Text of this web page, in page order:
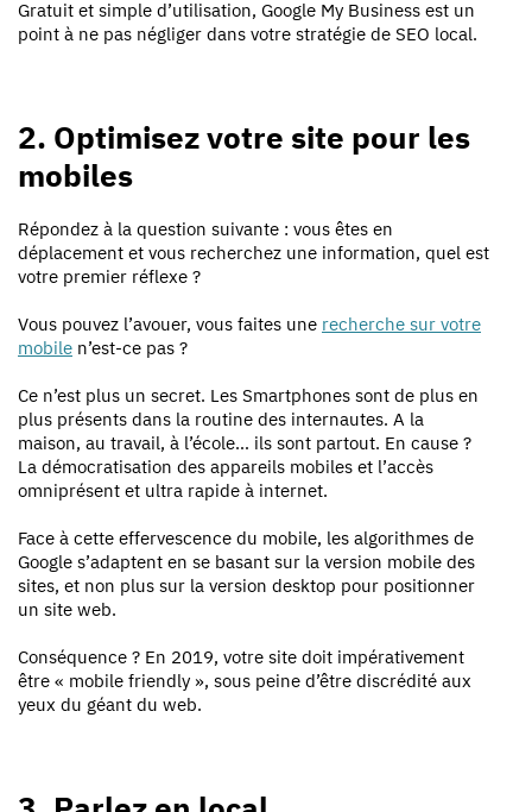
Gratuit et simple d’utilisation, Google My Business est un
point à ne pas négliger dans votre stratégie de SEO local.
2. Optimisez votre site pour les
mobiles
Répondez à la question suivante : vous êtes en
déplacement et vous recherchez une information, quel est
votre premier réflexe ?
Vous pouvez l’avouer, vous faites une recherche sur votre
mobile n’est-ce pas ?
Ce n’est plus un secret. Les Smartphones sont de plus en
plus présents dans la routine des internautes. A la
maison, au travail, à l’école… ils sont partout. En cause ?
La démocratisation des appareils mobiles et l’accès
omniprésent et ultra rapide à internet.
Face à cette effervescence du mobile, les algorithmes de
Google s’adaptent en se basant sur la version mobile des
sites, et non plus sur la version desktop pour positionner
un site web.
Conséquence ? En 2019, votre site doit impérativement
être « mobile friendly », sous peine d’être discrédité aux
yeux du géant du web.